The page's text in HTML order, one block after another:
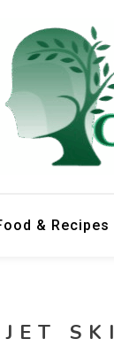
& Recipes
SKI